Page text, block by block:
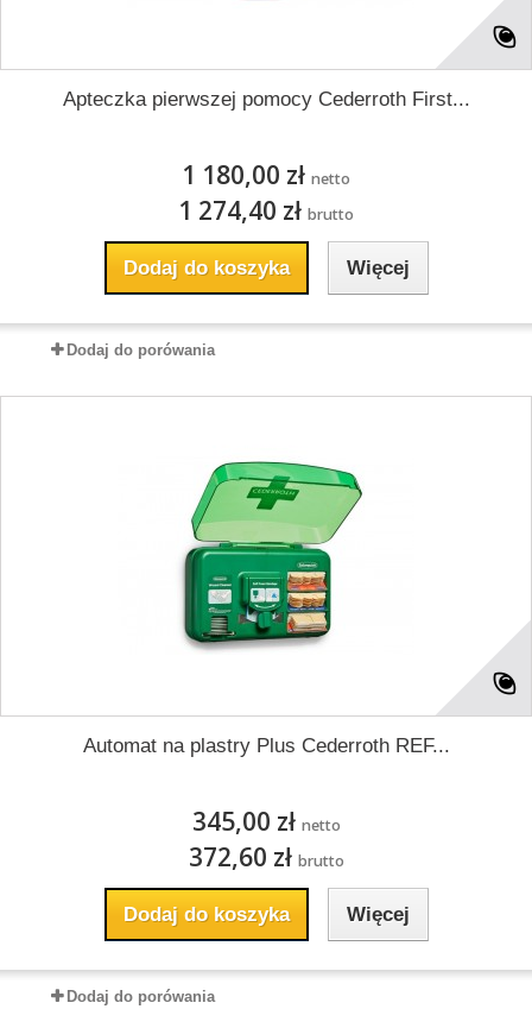
Apteczka pierwszej pomocy Cederroth First...
1 180,00 zł netto
1 274,40 zł brutto
Dodaj do koszyka Więcej
Dodaj do porówania
Automat na plastry Plus Cederroth REF...
345,00 zł netto
372,60 zł brutto
Dodaj do koszyka Więcej
Dodaj do porówania